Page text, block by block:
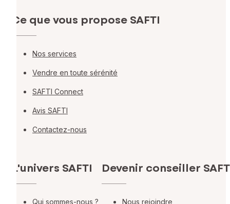
Ce que vous propose SAFTI
Nos services
Vendre en toute sérénité
SAFTI Connect
Avis SAFTI
Contactez-nous
L'univers SAFTI
Qui sommes-nous ?
Devenir conseiller
Nous rejoindre